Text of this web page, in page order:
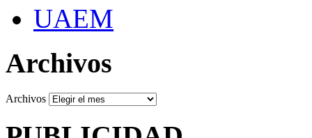
UAEM
Archivos
Archivos